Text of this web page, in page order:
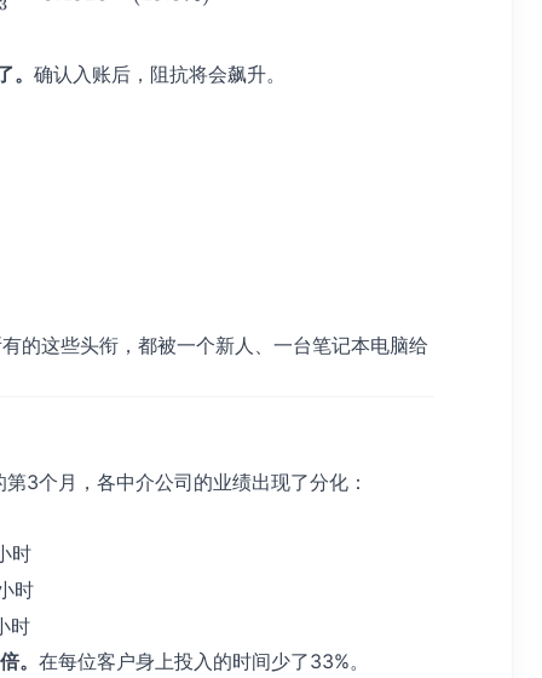
确认入账后，阻抗将会飙升。
的这些头衔，都被一个新人、一台笔记本电脑给
3个月，各中介公司的业绩出现了分化：
时
时
时
。 在每位客户身上投入的时间少了33%。